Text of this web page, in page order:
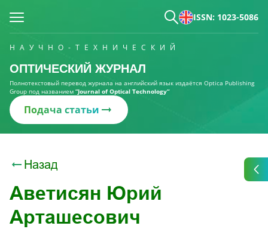
ISSN: 1023-5086
НАУЧНО-ТЕХНИЧЕСКИЙ
ОПТИЧЕСКИЙ ЖУРНАЛ
Полнотекстовый перевод журнала на английский язык издаётся Optica Publishing
Group под названием “Journal of Optical Technology“
Подача статьи
Назад
Аветисян Юрий
Арташесович